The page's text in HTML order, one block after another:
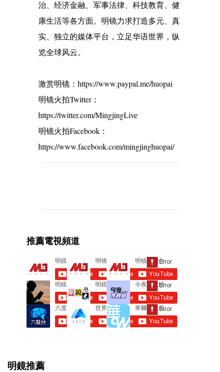
治、经济金融、军事法律、科技教育、健
康生活等各方面。明镜力求打造多元、真
实、独立的媒体平台，立足华语世界，纵
览全球风云。
激赏明镜：https://www.paypal.me/huopai
明镜火拍Twitter：
https://twitter.com/MingjingLive
明镜火拍Facebook：
https://www.facebook.com/mingjinghuopai/
n
t
s
推薦電視頻道
明鏡推薦